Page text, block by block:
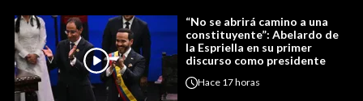
“No se abrirá camino a una
constituyente”: Abelardo de
la Espriella en su primer
discurso como presidente
Hace 17 horas